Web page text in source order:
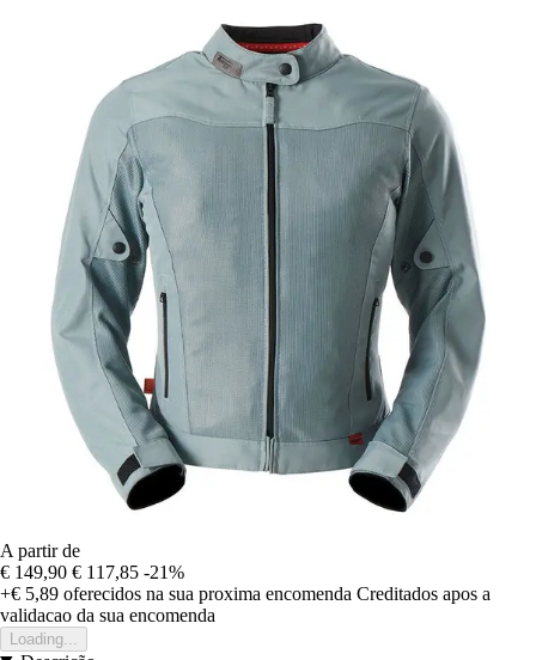
A partir de
€ 149,90 € 117,85 -21%
+€ 5,89 oferecidos na sua proxima encomenda Creditados apos a
validacao da sua encomenda
Loading...